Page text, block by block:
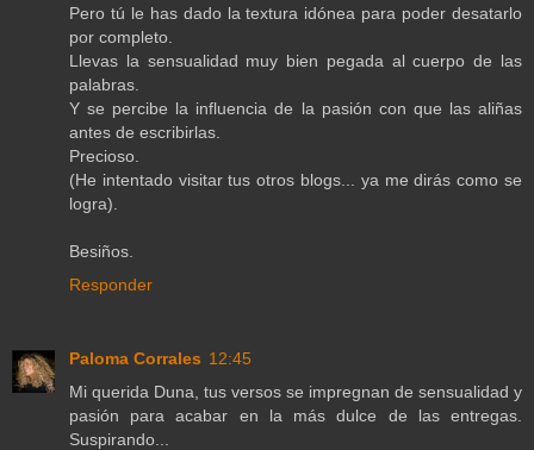
Pero tú le has dado la textura idónea para poder desatarlo
por completo.
Llevas la sensualidad muy bien pegada al cuerpo de las
palabras.
Y se percibe la influencia de la pasión con que las aliñas
antes de escribirlas.
Precioso.
(He intentado visitar tus otros blogs... ya me dirás como se
logra).
Besiños.
Responder
Paloma Corrales 12:45
Mi querida Duna, tus versos se impregnan de sensualidad y
pasión para acabar en la más dulce de las entregas.
Suspirando...